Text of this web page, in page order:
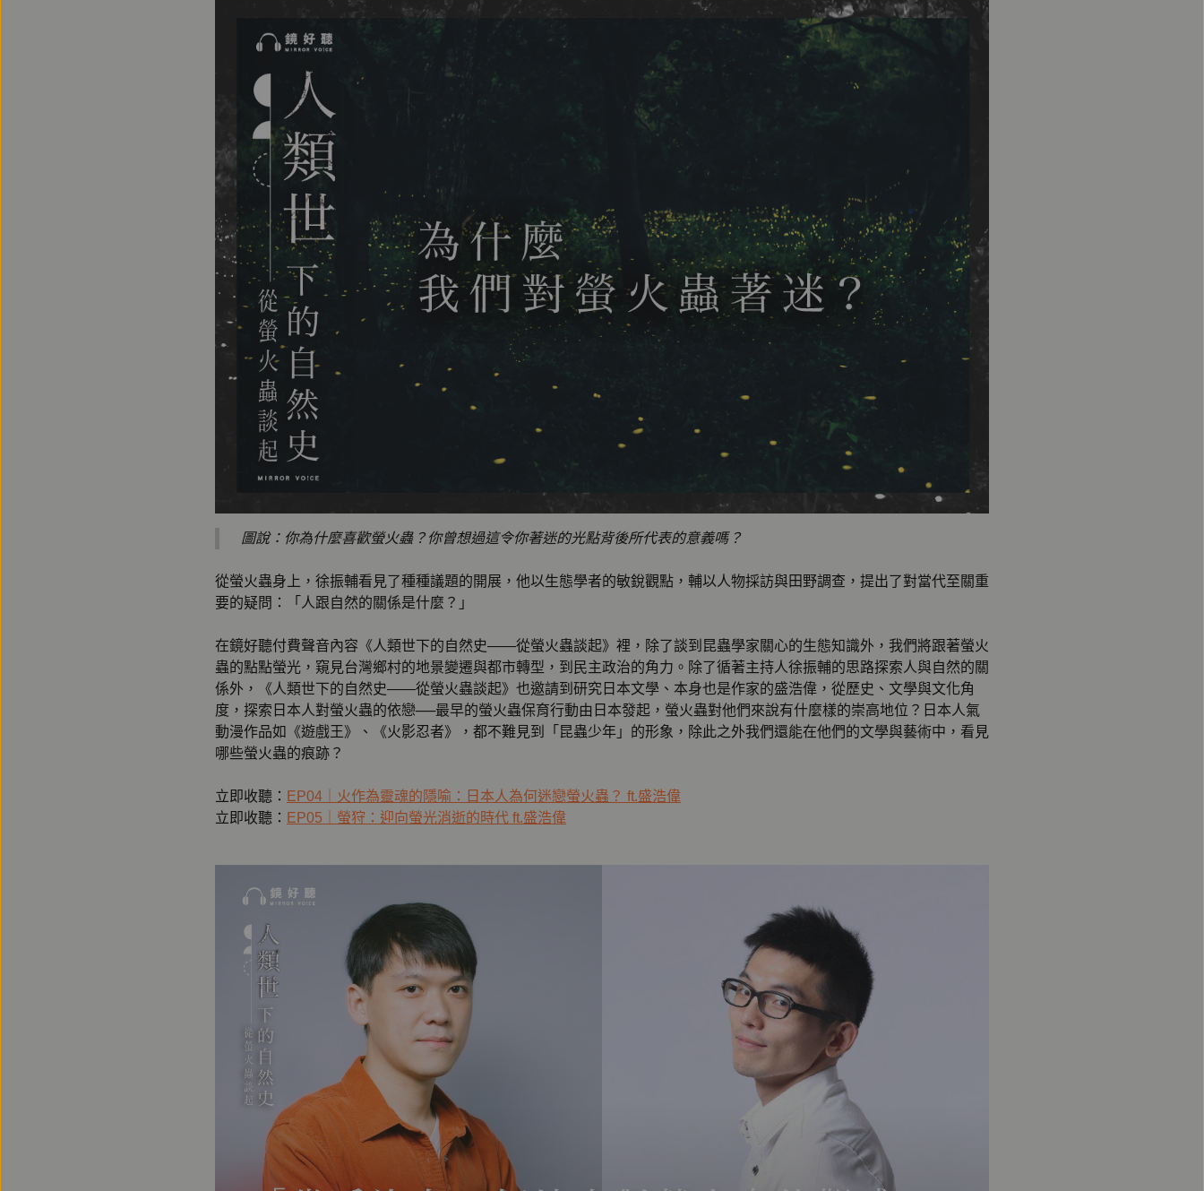
圖說：你為什麼喜歡螢火蟲？你曾想過這令你著迷的光點背後所代表的意義嗎？
從螢火蟲身上，徐振輔看見了種種議題的開展，他以生態學者的敏銳觀點，輔以人物採訪與田野調查，提出了對當代至關重
要的疑問：「人跟自然的關係是什麼？」
在鏡好聽付費聲音內容《人類世下的自然史——從螢火蟲談起》裡，除了談到昆蟲學家關心的生態知識外，我們將跟著螢火
蟲的點點螢光，窺見台灣鄉村的地景變遷與都市轉型，到民主政治的角力。除了循著主持人徐振輔的思路探索人與自然的關
係外，《人類世下的自然史——從螢火蟲談起》也邀請到研究日本文學、本身也是作家的盛浩偉，從歷史、文學與文化角
度，探索日本人對螢火蟲的依戀──最早的螢火蟲保育行動由日本發起，螢火蟲對他們來說有什麼樣的崇高地位？日本人氣
動漫作品如《遊戲王》、《火影忍者》，都不難見到「昆蟲少年」的形象，除此之外我們還能在他們的文學與藝術中，看見
哪些螢火蟲的痕跡？
立即收聽： EP04｜火作為靈魂的隱喻：日本人為何迷戀螢火蟲？ ft.盛浩偉
立即收聽： EP05｜螢狩：迎向螢光消逝的時代 ft.盛浩偉